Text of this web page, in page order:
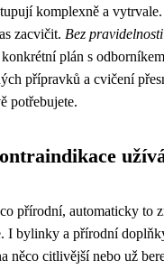
komplexně a
zacvičit. Bez
plán s
přípravků a cvičení
potřebujete.
přírodní, automaticky to
I bylinky a přírodní
něco citlivější nebo už